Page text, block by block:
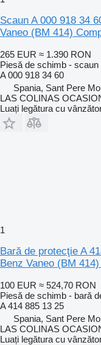
Scaun A 000 918 34
Vaneo (BM 414)
265 EUR ≈ 1.390 RON
Piesă de schimb - scaun
A 000 918 34 60
Spania, Sant Pere
LAS COLINAS
Luați legătura cu
1
Bară de protecţie A
Benz Vaneo (BM
100 EUR ≈ 524,70 RON
Piesă de schimb - bară
A 414 885 13 25
Spania, Sant Pere
LAS COLINAS
Luați legătura cu